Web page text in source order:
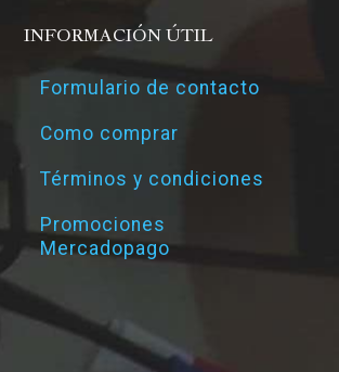
INFORMACIÓN ÚTIL
Formulario de contacto
Como comprar
Términos y condiciones
Promociones
Mercadopago